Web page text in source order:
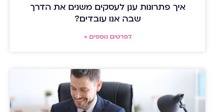
איך פתרונות ענן לעסקים משנים את הדרך
שבה אנו עובדים?
לפרטים נוספים »